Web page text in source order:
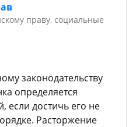
праву, социальные
законодательству
определяется
если достичь его не
Расторжение